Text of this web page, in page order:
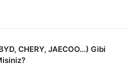
CHERY, JAECOO...) Gibi